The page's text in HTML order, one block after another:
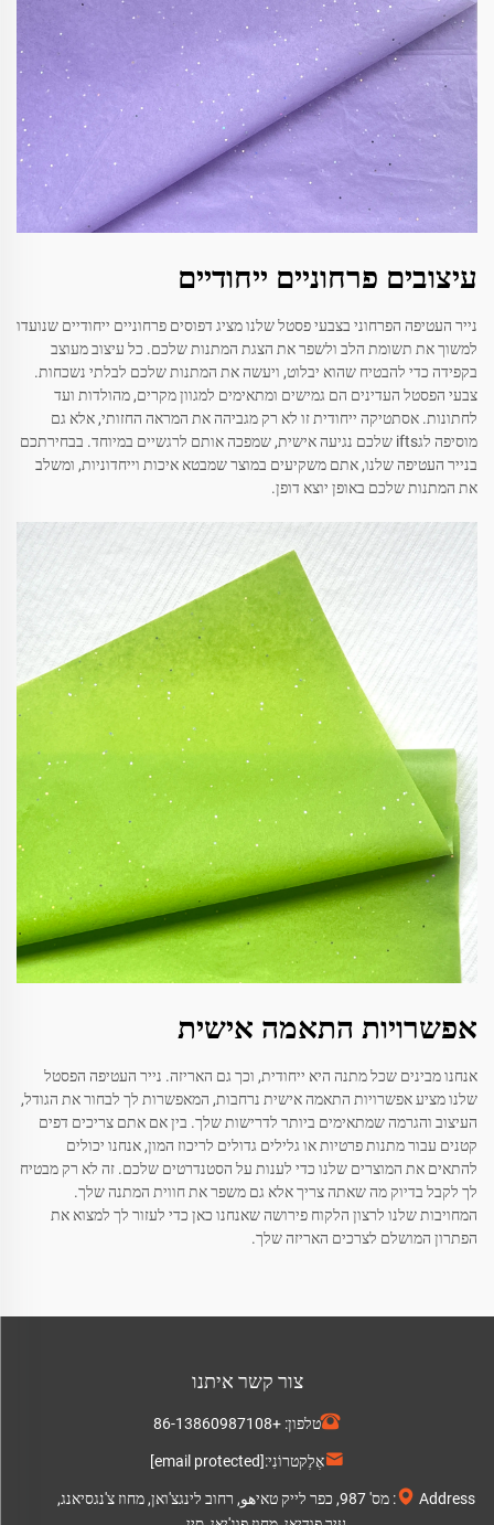
עיצובים פרחוניים ייחודיים
נייר העטיפה הפרחוני בצבעי פסטל שלנו מציג דפוסים פרחוניים ייחודיים שנועדו
למשוך את תשומת הלב ולשפר את הצגת המתנות שלכם. כל עיצוב מעוצב
בקפידה כדי להבטיח שהוא יבלוט, ויעשה את המתנות שלכם לבלתי נשכחות.
צבעי הפסטל העדינים הם גמישים ומתאימים למגוון מקרים, מהולדות ועד
לחתונות. אסתטיקה ייחודית זו לא רק מגביהה את המראה החזותי, אלא גם
מוסיפה לגifts שלכם נגיעה אישית, שמפכה אותם לרגשיים במיוחד. בבחירתכם
בנייר העטיפה שלנו, אתם משקיעים במוצר שמבטא איכות וייחדוניות, ומשלב
את המתנות שלכם באופן יוצא דופן.
אפשרויות התאמה אישית
אנחנו מבינים שכל מתנה היא ייחודית, וכך גם האריזה. נייר העטיפה הפסטל
שלנו מציע אפשרויות התאמה אישית נרחבות, המאפשרות לך לבחור את הגודל,
העיצוב והגרמה שמתאימים ביותר לדרישות שלך. בין אם אתם צריכים דפים
קטנים עבור מתנות פרטיות או גלילים גדולים לריכוז המון, אנחנו יכולים
להתאים את המוצרים שלנו כדי לענות על הסטנדרטים שלכם. זה לא רק מבטיח
לך לקבל בדיוק מה שאתה צריך אלא גם משפר את חווית המתנה שלך.
המחויבות שלנו לרצון הלקוח פירושה שאנחנו כאן כדי לעזור לך למצוא את
הפתרון המושלם לצרכים האריזה שלך.
צור קשר איתנו
טלפון: +86-13860987108
אֶלֶקטרוֹנִי:[email protected]
Address: מס' 987, כפר לייק טאיهو, רחוב לינגצ'ואן, מחוז צ'נגסיאנג,